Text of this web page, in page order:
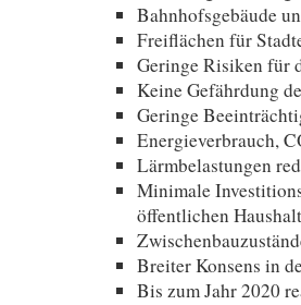
Bahnhofsgebäude
Freiflächen für
Geringe Risiken für
Keine Gefährdung
Geringe
Energieverbrauch,
Lärmbelastungen
Minimale
öffentlichen
Breiter Konsens in
Bis zum Jahr 2020